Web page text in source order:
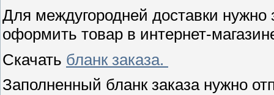
Для междугородней доставки нужно
оформить товар в интернет-
Скачать бланк заказа.
Заполненный бланк заказа нужно